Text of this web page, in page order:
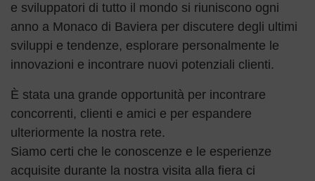
e sviluppatori di tutto il mondo si riuniscono ogni
anno a Monaco di Baviera per discutere degli ultimi
sviluppi e tendenze, esplorare personalmente le
innovazioni e incontrare nuovi potenziali clienti.
È stata una grande opportunità per incontrare
concorrenti, clienti e amici e per espandere
ulteriormente la nostra rete.
Siamo certi che le conoscenze e le esperienze
acquisite durante la nostra visita alla fiera ci